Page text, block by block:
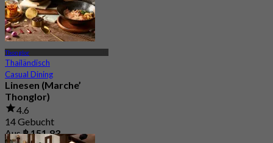
Thonglor
Thailändisch
Casual Dining
Linesen (Marche’
Thonglor)
4.6
14 Gebucht
Aus฿ 151.83